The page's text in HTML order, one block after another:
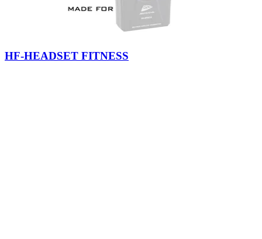
HF-HEADSET FITNESS